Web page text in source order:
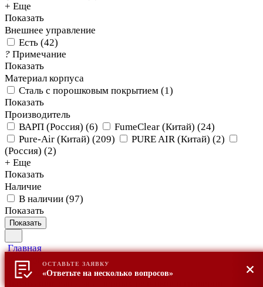
+ Еще
Показать
Внешнее управление
Есть (42)
? Примечание
Показать
Материал корпуса
Сталь с порошковым покрытием (1)
Показать
Производитель
ВАРП (Россия) (6) FumeClear (Китай) (24)
Pure-Air (Китай) (209) PURE AIR (Китай) (2)
(Россия) (2)
+ Еще
Показать
Наличие
В наличии (97)
Показать
Показать
Главная
Каталог
Дымоуловители
ОСТАВЬТЕ ЗАЯВКУ
«Ответьте на несколько вопросов»